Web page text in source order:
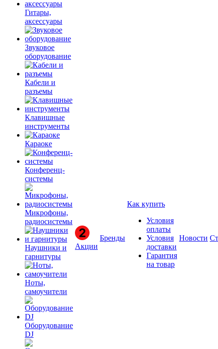
Гитары,
аксессуары
Звуковое
оборудование
Кабели и
разъемы
Клавишные
инструменты
Караоке
Конференц-
системы
Микрофоны,
радиосистемы
Наушники и
гарнитуры
Ноты,
самоучители
Оборудование
DJ
Акции
Бренды
Как купить
Условия
оплаты
Условия
доставки
Гарантия
на товар
Новости